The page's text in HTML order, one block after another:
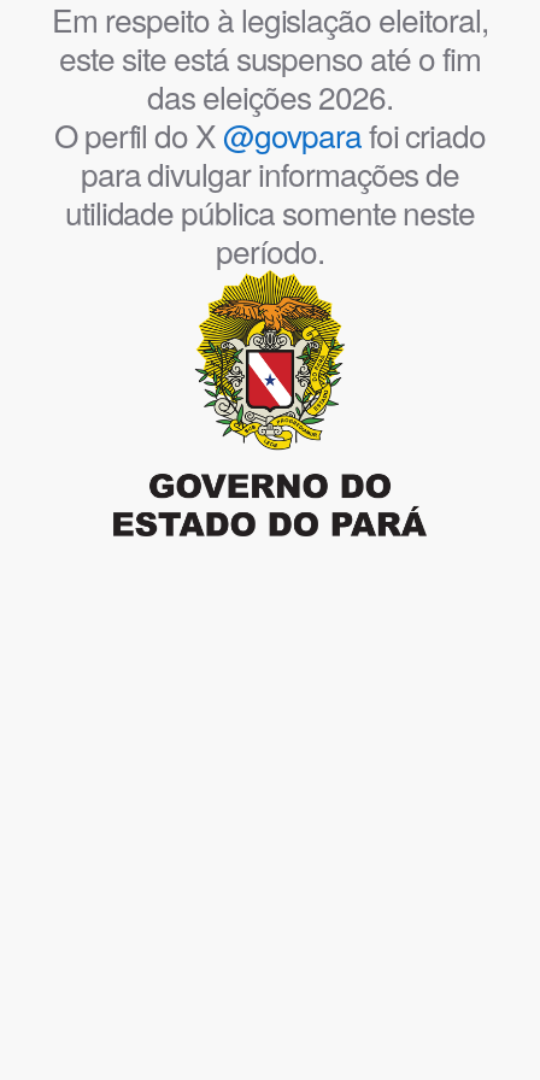
Em respeito à legislação eleitoral,
este site está suspenso até o fim
das eleições 2026.
O perfil do X@govparafoi criado
para divulgar informações de
utilidade pública somente neste
período.